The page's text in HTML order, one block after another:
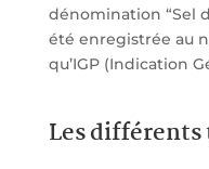
dénomination “Sel
été enregistrée au
qu’IGP (Indication
Les différents